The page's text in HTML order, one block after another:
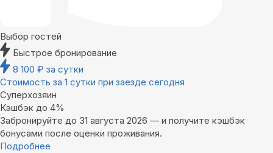
Выбор гостей
Быстрое бронирование
8 100 ₽ за сутки
Стоимость за 1 сутки при заезде сегодня
Суперхозяин
Кэшбэк до 4%
Забронируйте до 31 августа 2026 — и получите кэшбэк
бонусами после оценки проживания.
Подробнее